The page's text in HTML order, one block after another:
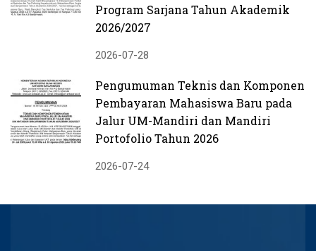
Program Sarjana Tahun Akademik
2026/2027
2026-07-28
Pengumuman Teknis dan Komponen
Pembayaran Mahasiswa Baru pada
Jalur UM-Mandiri dan Mandiri
Portofolio Tahun 2026
2026-07-24